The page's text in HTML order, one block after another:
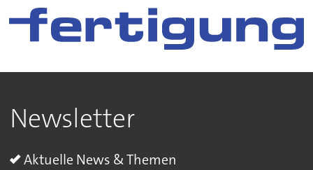
Newsletter
Aktuelle News & Themen